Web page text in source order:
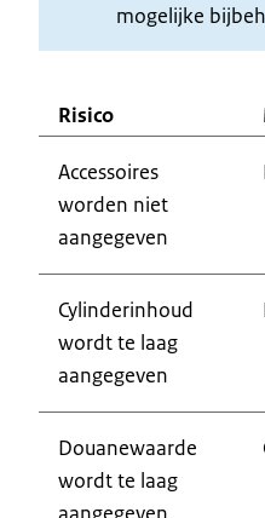
mogelijke
Risico
Accessoires
worden niet
aangegeven
Cylinderinhoud
wordt te laag
aangegeven
Douanewaarde
wordt te laag